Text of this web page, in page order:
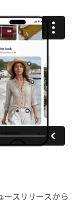
スリリースから